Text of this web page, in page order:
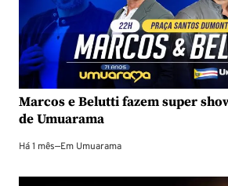
Marcos e Belutti fazem super
de Umuarama
Há 1 mês—Em Umuarama